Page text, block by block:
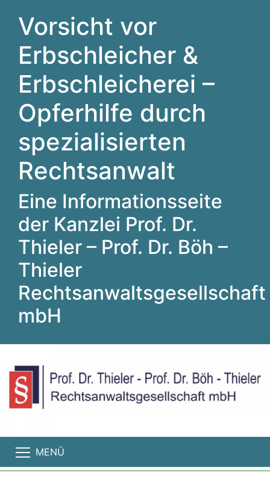
Vorsicht vor
Erbschleicher &
Erbschleicherei –
Opferhilfe durch
spezialisierten
Rechtsanwalt
Eine Informationsseite
der Kanzlei Prof. Dr.
Thieler – Prof. Dr. Böh –
Thieler
Rechtsanwaltsgesellschaft
mbH
MENÜ